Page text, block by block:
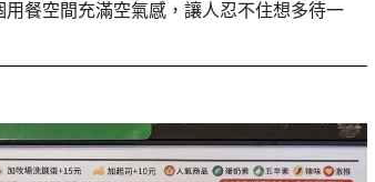
餐空間充滿空氣感，讓人忍不住想多待一